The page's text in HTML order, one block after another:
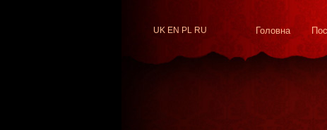
UK EN PL RU Головна